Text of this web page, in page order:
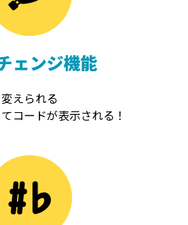
ェンジ機能
えられる
コードが表示される！